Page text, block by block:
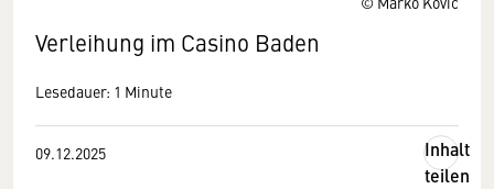
Verleihung im Casino Baden
Lesedauer: 1 Minute
09.12.2025
Inhalt
teilen